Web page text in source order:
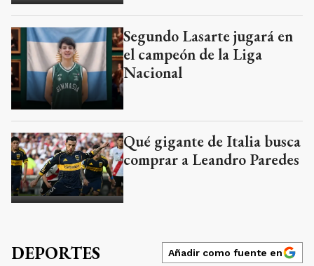
Segundo Lasarte jugará en
el campeón de la Liga
Nacional
Qué gigante de Italia busca
comprar a Leandro Paredes
DEPORTES Añadir como fuente en